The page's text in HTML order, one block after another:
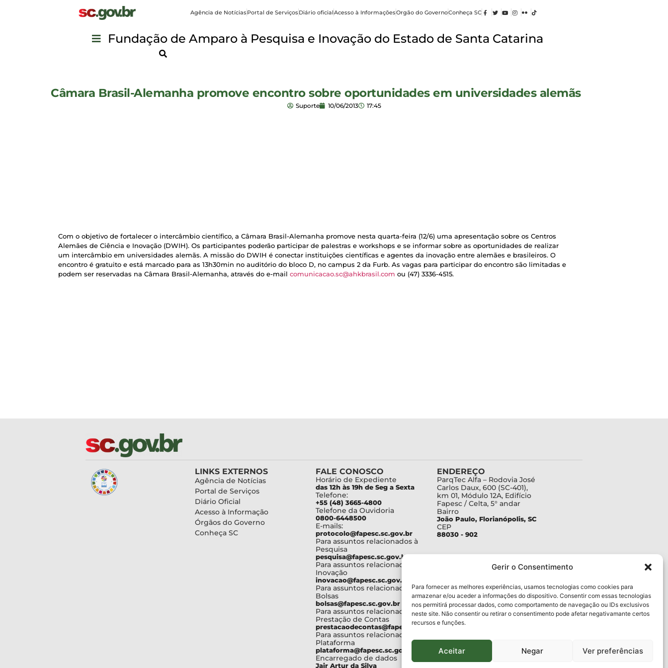
Gerir o Consentimento
Para fornecer as melhores experiências, usamos tecnologias como cookies para
armazenar e/ou aceder a informações do dispositivo. Consentir com essas tecnologias
nos permitirá processar dados, como comportamento de navegação ou IDs exclusivos
neste site. Não consentir ou retirar o consentimento pode afetar negativamante certos
recursos e funções.
Aceitar Negar Ver preferências
Agência de NotíciasPortal de ServiçosDiário oficialAcesso à InformaçõesOrgão do GovernoConheça SC
Fundação de Amparo à Pesquisa e Inovação do Estado de Santa Catarina
Câmara Brasil-Alemanha promove encontro sobre oportunidades em universidades alemãs
Suporte 10/06/2013 17:45
Com o objetivo de fortalecer o intercâmbio científico, a Câmara Brasil-Alemanha promove nesta quarta-feira (12/6) uma apresentação sobre os Centros
Alemães de Ciência e Inovação (DWIH). Os participantes poderão participar de palestras e workshops e se informar sobre as oportunidades de realizar
um intercâmbio em universidades alemãs. A missão do DWIH é conectar instituições científicas e agentes da inovação entre alemães e brasileiros. O
encontro é gratuito e está marcado para as 13h30min no auditório do bloco D, no campus 2 da Furb. As vagas para participar do encontro são limitadas e
podem ser reservadas na Câmara Brasil-Alemanha, através do e-mail comunicacao.sc@ahkbrasil.com ou (47) 3336-4515.
LINKS EXTERNOS
Agência de Notícias
Portal de Serviços
Diário Oficial
Acesso à Informação
Órgãos do Governo
Conheça SC
FALE CONOSCO
Horário de Expediente
das 12h às 19h de Seg a Sexta
Telefone:
+55 (48) 3665-4800
Telefone da Ouvidoria
0800-6448500
E-mails:
protocolo@fapesc.sc.gov.br
Para assuntos relacionados à
Pesquisa
pesquisa@fapesc.sc.gov.br
Para assuntos relacionados à
Inovação
inovacao@fapesc.sc.gov.br
Para assuntos relacionados à
Bolsas
bolsas@fapesc.sc.gov.br
Para assuntos relacionados à
Prestação de Contas
prestacaodecontas@fapesc.sc.gov.br
Para assuntos relacionados à
Plataforma
plataforma@fapesc.sc.gov.br
Encarregado de dados
Jair Artur da Silva
ENDEREÇO
ParqTec Alfa – Rodovia José
Carlos Daux, 600 (SC-401),
km 01, Módulo 12A, Edifício
Fapesc / Celta, 5° andar
Bairro
João Paulo, Florianópolis, SC
CEP
88030 - 902